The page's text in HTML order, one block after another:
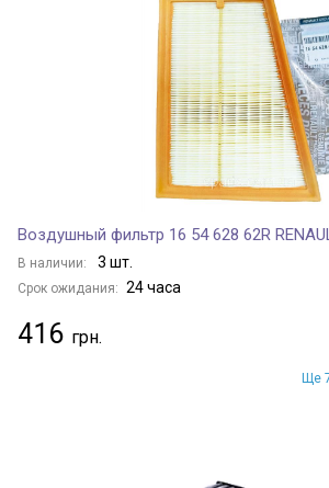
Воздушный фильтр 16 54 628 62R
В наличии: 3 шт.
Срок ожидания: 24 часа
416
Ще